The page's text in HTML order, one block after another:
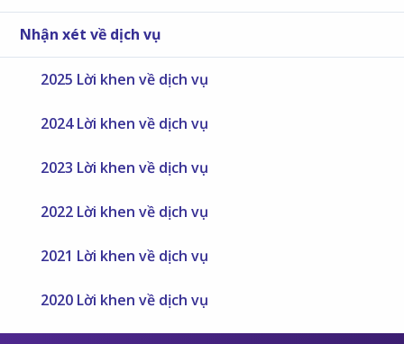
Nhận xét về dịch vụ
2025 Lời khen về dịch vụ
2024 Lời khen về dịch vụ
2023 Lời khen về dịch vụ
2022 Lời khen về dịch vụ
2021 Lời khen về dịch vụ
2020 Lời khen về dịch vụ